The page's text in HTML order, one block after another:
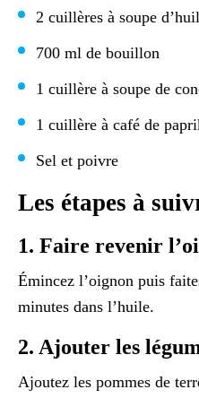
2 cuillères à soupe
700 ml de bouillon
1 cuillère à soupe de
1 cuillère à café de
Sel et poivre
Les étapes à
1. Faire revenir
Émincez l’oignon puis
minutes dans l’huile.
2. Ajouter les
Ajoutez les pommes de